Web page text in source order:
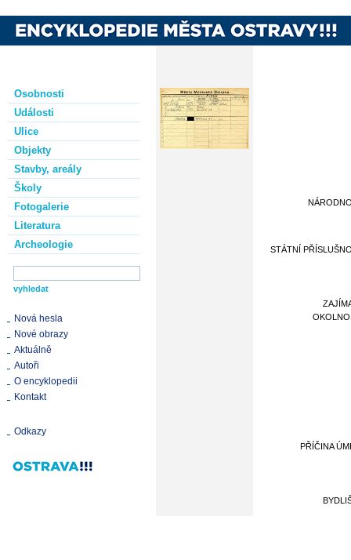
Osobnosti
Události
Ulice
Objekty
Stavby, areály
Školy
Fotogalerie
Literatura
Archeologie
Nová hesla
Nové obrazy
Aktuálně
Autoři
O encyklopedii
Kontakt
Odkazy
STÁTNÍ
PŘÍČINA